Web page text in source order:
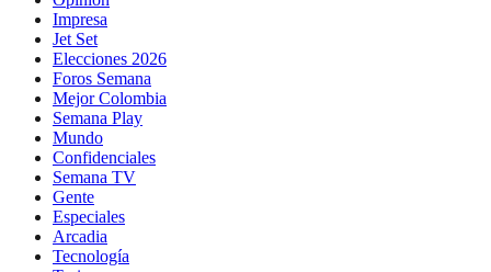
Impresa
Jet Set
Elecciones 2026
Foros Semana
Mejor Colombia
Semana Play
Mundo
Confidenciales
Semana TV
Gente
Especiales
Arcadia
Tecnología